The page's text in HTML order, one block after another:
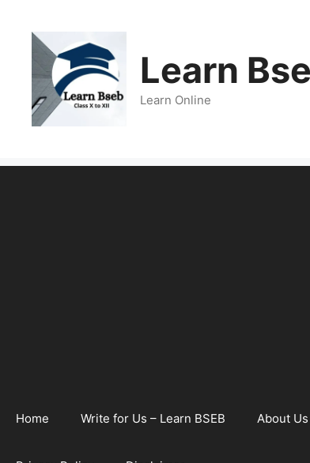
Learn
Learn Online
Home Write for Us – Learn BSEB About Us